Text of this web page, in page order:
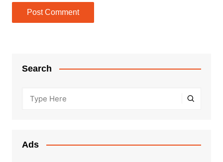
Search
Ads